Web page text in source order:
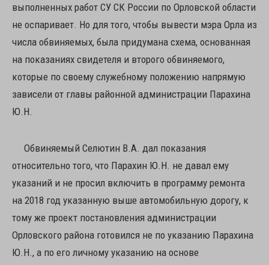
выполненных работ СУ СК России по Орловской области
не оспаривает. Но для того, чтобы вывести мэра Орла из
числа обвиняемых, была придумана схема, основанная
на показаниях свидетеля и второго обвиняемого,
которые по своему служебному положению напрямую
зависели от главы районной администрации Парахина
Ю.Н.
Обвиняемый Селютин В.А. дал показания
относительно того, что Парахин Ю.Н. не давал ему
указаний и не просил включить в программу ремонта
на 2018 год указанную выше автомобильную дорогу, к
тому же проект постановления администрации
Орловского района готовился не по указанию Парахина
Ю.Н., а по его личному указанию на основе